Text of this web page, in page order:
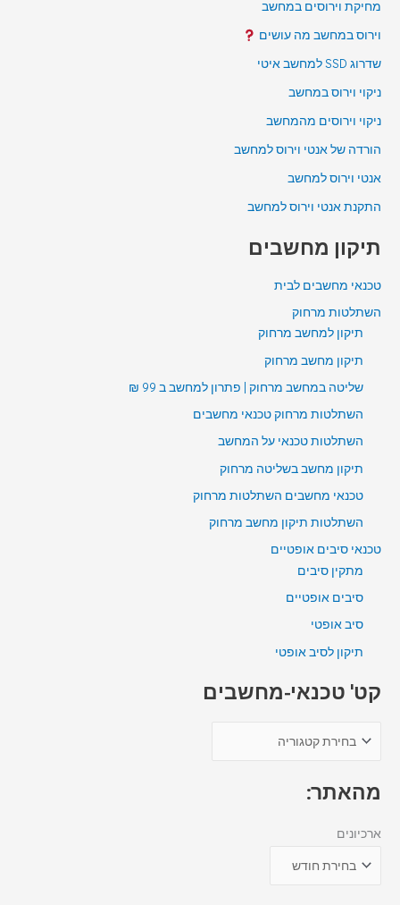
מחיקת וירוסים במחשב
וירוס במחשב מה עושים
שדרוג SSD למחשב איטי
ניקוי וירוס במחשב
ניקוי וירוסים מהמחשב
הורדה של אנטי וירוס למחשב
אנטי וירוס למחשב
התקנת אנטי וירוס למחשב
תיקון מחשבים
טכנאי מחשבים לבית
השתלטות מרחוק
תיקון למחשב מרחוק
תיקון מחשב מרחוק
שליטה במחשב מרחוק | פתרון למחשב ב 99 ₪
השתלטות מרחוק טכנאי מחשבים
השתלטות טכנאי על המחשב
תיקון מחשב בשליטה מרחוק
טכנאי מחשבים השתלטות מרחוק
השתלטות תיקון מחשב מרחוק
טכנאי סיבים אופטיים
מתקין סיבים
סיבים אופטיים
סיב אופטי
תיקון לסיב אופטי
קט' טכנאי-מחשבים
מהאתר:
ארכיונים